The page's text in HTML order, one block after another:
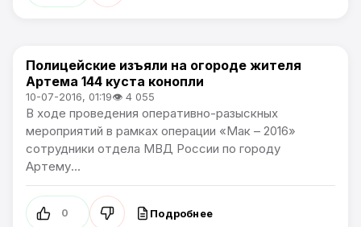
Происшествия
Полицейские изъяли на огороде жителя
Артема 144 куста конопли
10-07-2016, 01:19👁 4 055
В ходе проведения оперативно-разыскных
мероприятий в рамках операции «Мак – 2016»
сотрудники отдела МВД России по городу
Артему...
0 Подробнее